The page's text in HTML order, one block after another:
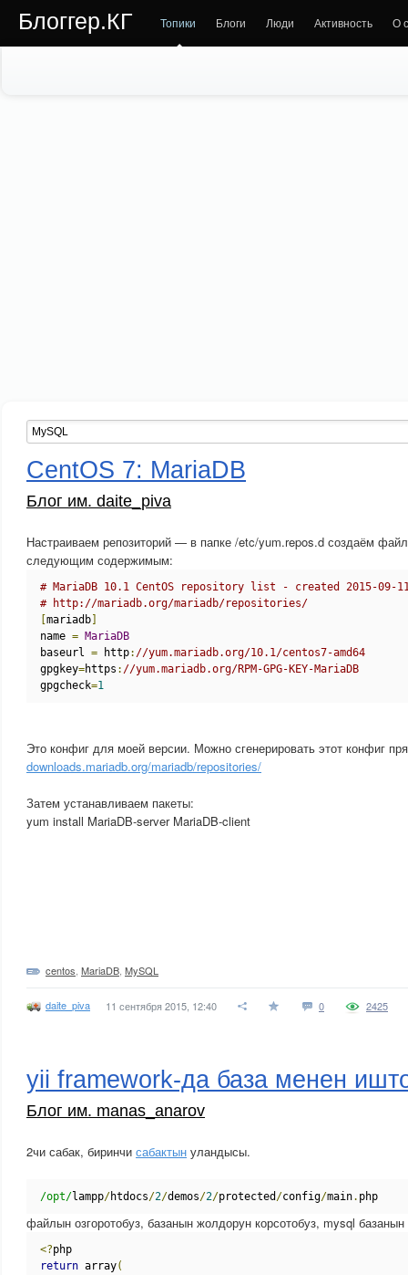
Блоггер.КГ Топики Блоги Люди Активность О
CentOS 7: MariaDB
Блог им. daite_piva
Настраиваем репозиторий — в папке /etc/yum.repos.d создаём
следующим содержимым:
# MariaDB 10.1 CentOS repository list - created 2015-09-11
# http://mariadb.org/mariadb/repositories/
mariadb
name = MariaDB
baseurl = http: //yum.mariadb.org/10.1/centos7-amd64
gpgkey=https : //yum.mariadb.org/RPM-GPG-KEY-MariaDB
gpgcheck=1
Это конфиг для моей версии. Можно сгенерировать этот конфиг
downloads.mariadb.org/mariadb/repositories/
Затем устанавливаем пакеты:
yum install MariaDB-server MariaDB-client
centos MariaDB MySQL
daite_piva 11 сентября 2015, 12:40 0 2425
yii framework-да база менен
Блог им. manas_anarov
2чи сабак, биринчи сабактын уландысы.
/opt/lampp/htdocs/2/demos/2/protected /config/main. php
файлын озгоротобуз, базанын жолдорун корсотобуз, mysql
<?php
return array(